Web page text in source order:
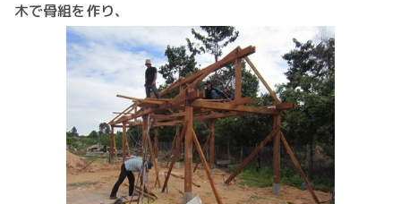
木で骨組を作り、